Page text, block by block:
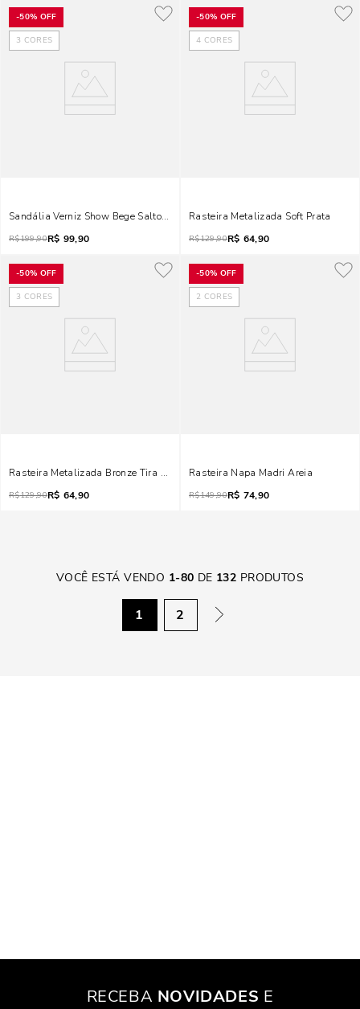
-50% OFF
3 CORES
Sandália Verniz Show Bege Salto Alto Fino
R$199,90R$ 99,90
-50% OFF
4 CORES
Rasteira Metalizada Soft Prata
R$129,90R$ 64,90
-50% OFF
3 CORES
Rasteira Metalizada Bronze Tira Brilho Bico Quadrado
R$129,90R$ 64,90
-50% OFF
2 CORES
Rasteira Napa Madri Areia
R$149,90R$ 74,90
VOCÊ ESTÁ VENDO 1-80 DE 132 PRODUTOS
1 2
RECEBA NOVIDADES E